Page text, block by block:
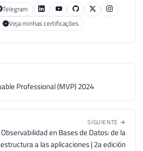
Telegram
Veja minhas certificações
Professional (MVP) 2024
SIGUIENTE →
en Bases de Datos: de la
a las aplicaciones | 2a edición